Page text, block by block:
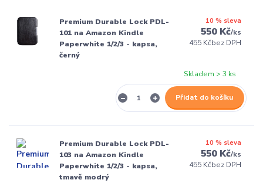
Premium Durable Lock PDL-
101 na Amazon Kindle
Paperwhite 1/2/3 - kapsa,
černý
10 % sleva
550 Kč/ks
455 Kčbez DPH
Skladem > 3 ks
Přidat do košíku
Premium Durable Lock PDL-
103 na Amazon Kindle
Paperwhite 1/2/3 - kapsa,
tmavě modrý
10 % sleva
550 Kč/ks
455 Kčbez DPH